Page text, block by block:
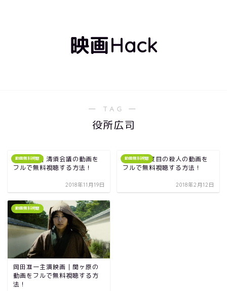
映画Hack
― TAG ―
役所広司
動画無料視聴
三谷映画｜清須会議の動画を
フルで無料視聴する方法！
2018年11月19日
動画無料視聴
映画｜三度目の殺人の動画を
フルで無料視聴する方法！
2018年2月12日
動画無料視聴
岡田准一主演映画｜関ヶ原の
動画をフルで無料視聴する方
法！